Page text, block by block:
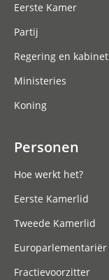
Eerste Kamer
Partij
Regering en kabinet
Ministeries
Koning
Personen
Hoe werkt het?
Eerste Kamerlid
Tweede Kamerlid
Europarlementariër
Fractievoorzitter